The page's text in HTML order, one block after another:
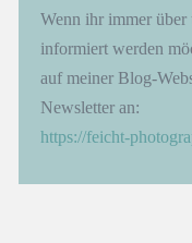
Wenn ihr immer über
informiert werden
auf meiner Blog-
Newsletter an:
https://feicht-